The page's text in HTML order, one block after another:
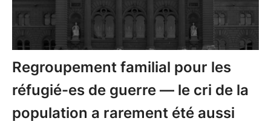
Regroupement familial pour les
réfugié-es de guerre — le cri de la
population a rarement été aussi